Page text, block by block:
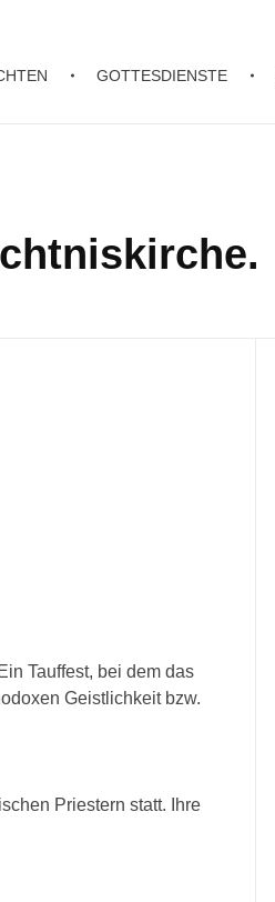
GOTTESDIENSTE
Tauffest, bei dem das
Geistlichkeit bzw.
Priestern statt. Ihre